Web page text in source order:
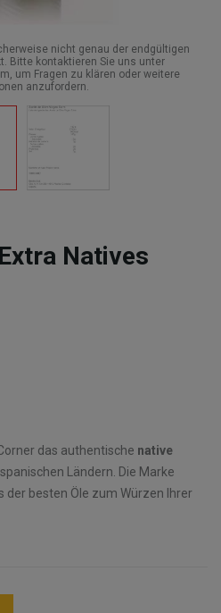
nicht genau der endgültigen
Bitte kontaktieren Sie uns unter
um Fragen zu klären oder weitere
anzufordern.
Natives
das authentische native
Ländern. Die Marke
der besten Öle zum Würzen Ihrer